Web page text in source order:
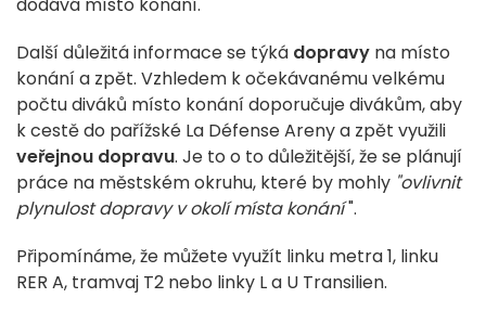
dodává místo konání.
Další důležitá informace se týká dopravy na místo
konání a zpět. Vzhledem k očekávanému velkému
počtu diváků místo konání doporučuje divákům, aby
k cestě do pařížské La Défense Areny a zpět využili
veřejnou dopravu. Je to o to důležitější, že se plánují
práce na městském okruhu, které by mohly "ovlivnit
plynulost dopravy v okolí místa konání".
Připomínáme, že můžete využít linku metra 1, linku
RER A, tramvaj T2 nebo linky L a U Transilien.